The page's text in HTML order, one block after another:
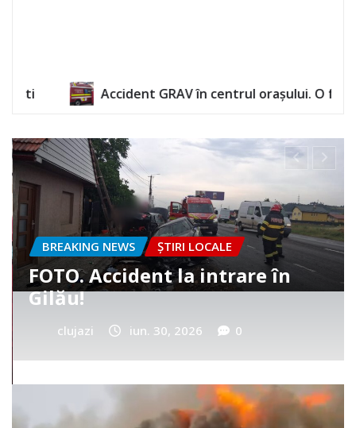
în centrul orașului. O femeie a rămas încarcerată
BREAKING NEWS ȘTIRI LOCALE
Cum a murit băiețelul din
Vultureni? Era cu tatăl în
cimitir
clujazi iun. 25, 2026 0